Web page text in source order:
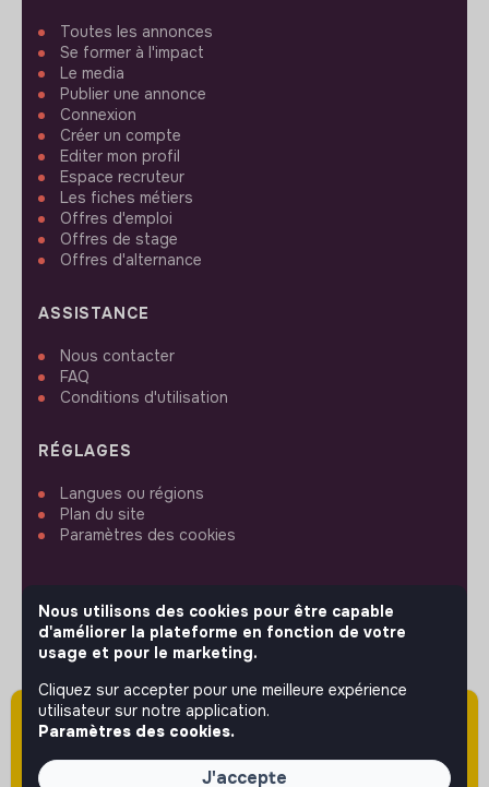
Attention cette annonce a été publiée il y a
plus de 60 jours (le 09/04/2026) et est sans
doute expirée ou non mise à jour.
Toutes les annonces
Se former à l'impact
Le media
Publier une annonce
Connexion
Créer un compte
Editer mon profil
Espace recruteur
Les fiches métiers
Offres d'emploi
Offres de stage
Offres d'alternance
ASSISTANCE
Nous contacter
FAQ
Conditions d'utilisation
RÉGLAGES
Langues ou régions
Plan du site
Paramètres des cookies
SUIVEZ-NOUS
© 2026 jobs that makesense.
Nous utilisons des cookies pour être capable
d'améliorer la plateforme en fonction de votre
usage et pour le marketing.
Cliquez sur accepter pour une meilleure expérience
utilisateur sur notre application.
Paramètres des cookies.
J'accepte